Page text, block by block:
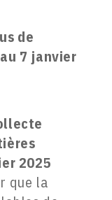
de
7 janvier
2025
que la